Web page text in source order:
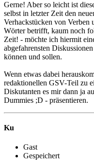
Gerne! Aber so leicht ist
selbst in letzter Zeit den
Verhackstücken von Verben
Wörter betrifft, kaum noch
Zeit! - möchte ich hiermit
abgefahrensten
können und sollen.
Wenn etwas dabei
redaktionellen GSV-Teil zu
Diskutanten es mir dann ja
Dummies ;D - präsentieren.
Ku
Gast
Gespeichert